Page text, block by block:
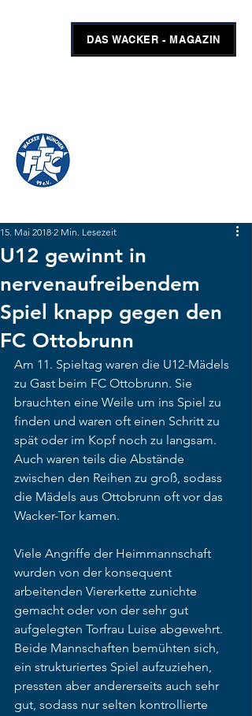
DAS WACKER - MAGAZIN
U12 gewinnt in
nervenaufreibendem
Spiel knapp gegen den
FC Ottobrunn
15. Mai 2018 2 Min. Lesezeit
Am 11. Spieltag waren die U12-Mädels
zu Gast beim FC Ottobrunn. Sie
brauchten eine Weile um ins Spiel zu
finden und waren oft einen Schritt zu
spät oder im Kopf noch zu langsam.
Auch waren teils die Abstände
zwischen den Reihen zu groß, sodass
die Mädels aus Ottobrunn oft vor das
Wacker-Tor kamen.
Viele Angriffe der Heimmannschaft
wurden von der konsequent
arbeitenden Viererkette zunichte
gemacht oder von der sehr gut
aufgelegten Torfrau Luise abgewehrt.
Beide Mannschaften bemühten sich,
ein strukturiertes Spiel aufzuziehen,
pressten aber andererseits auch sehr
gut, sodass nur selten kontrollierte